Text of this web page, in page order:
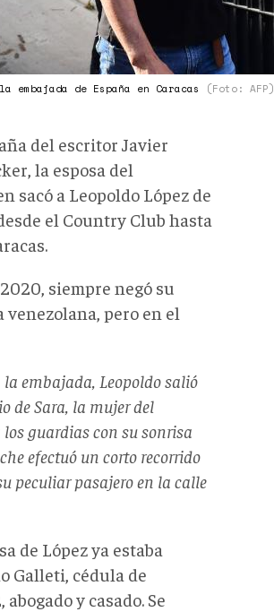
embajada de España en Caracas (Foto: AFP)
del escritor Javier
la esposa del
sacó a Leopoldo López de
el Country Club hasta
siempre negó su
pero en el
la embajada, Leopoldo salió
de Sara, la mujer del
guardias con su sonrisa
efectuó un corto recorrido
peculiar pasajero en la calle
de López ya estaba
Galleti, cédula de
y casado. Se